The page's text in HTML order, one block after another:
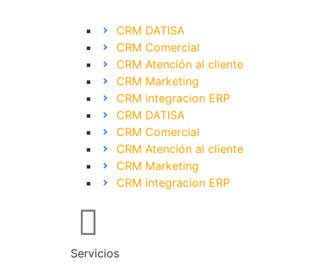
CRM DATISA
CRM Comercial
CRM Atención al cliente
CRM Marketing
CRM integracion ERP
CRM DATISA
CRM Comercial
CRM Atención al cliente
CRM Marketing
CRM integracion ERP
Servicios